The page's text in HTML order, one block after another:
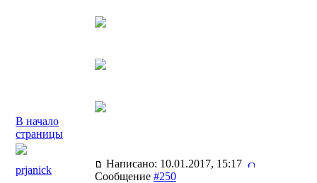
В начало
страницы
prjanick
Написано: 10.01.2017, 15:17
Сообщение #250